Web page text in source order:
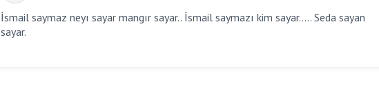
İsmail saymaz neyı sayar mangır sayar.. İsmail saymazı kim sayar..... Seda sayan
sayar.